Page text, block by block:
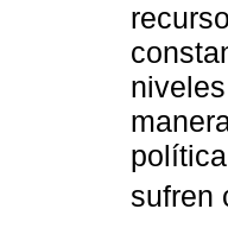
sufren